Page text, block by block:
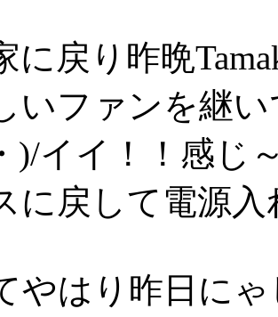
に戻り昨晩
いファンを継
)/イイ！！感じ
に戻して電源
やはり昨日に